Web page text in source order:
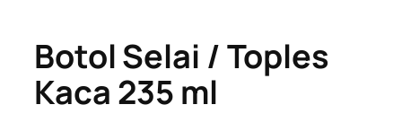
Botol Selai / Toples
Kaca 235 ml